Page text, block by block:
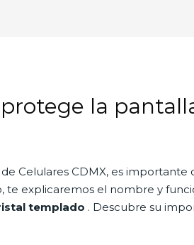
la
Celulares CDMX, es
te explicaremos el nombre y
templado . Descubre su